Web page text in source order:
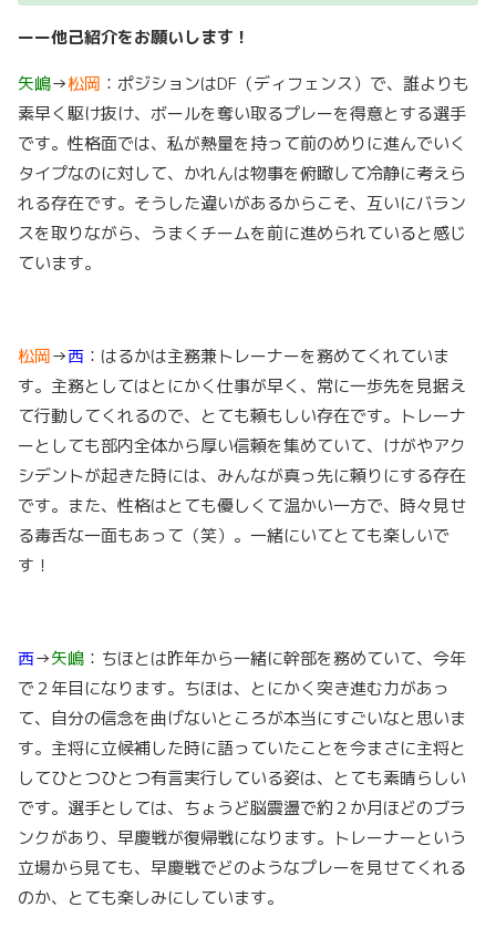
ーー他己紹介をお願いします！
矢嶋→松岡 ：ポジションはDF（ディフェンス）で、誰よりも
素早く駆け抜け、ボールを奪い取るプレーを得意とする選手
です。性格面では、私が熱量を持って前のめりに進んでいく
タイプなのに対して、かれんは物事を俯瞰して冷静に考えら
れる存在です。そうした違いがあるからこそ、互いにバラン
スを取りながら、うまくチームを前に進められていると感じ
ています。
松岡→西 ：はるかは主務兼トレーナーを務めてくれていま
す。主務としてはとにかく仕事が早く、常に一歩先を見据え
て行動してくれるので、とても頼もしい存在です。トレーナ
ーとしても部内全体から厚い信頼を集めていて、けがやアク
シデントが起きた時には、みんなが真っ先に頼りにする存在
です。また、性格はとても優しくて温かい一方で、時々見せ
る毒舌な一面もあって（笑）。一緒にいてとても楽しいで
す！
西→矢嶋 ：ちほとは昨年から一緒に幹部を務めていて、今年
で２年目になります。ちほは、とにかく突き進む力があっ
て、自分の信念を曲げないところが本当にすごいなと思いま
す。主将に立候補した時に語っていたことを今まさに主将と
してひとつひとつ有言実行している姿は、とても素晴らしい
です。選手としては、ちょうど脳震盪で約２か月ほどのブラ
ンクがあり、早慶戦が復帰戦になります。トレーナーという
立場から見ても、早慶戦でどのようなプレーを見せてくれる
のか、とても楽しみにしています。